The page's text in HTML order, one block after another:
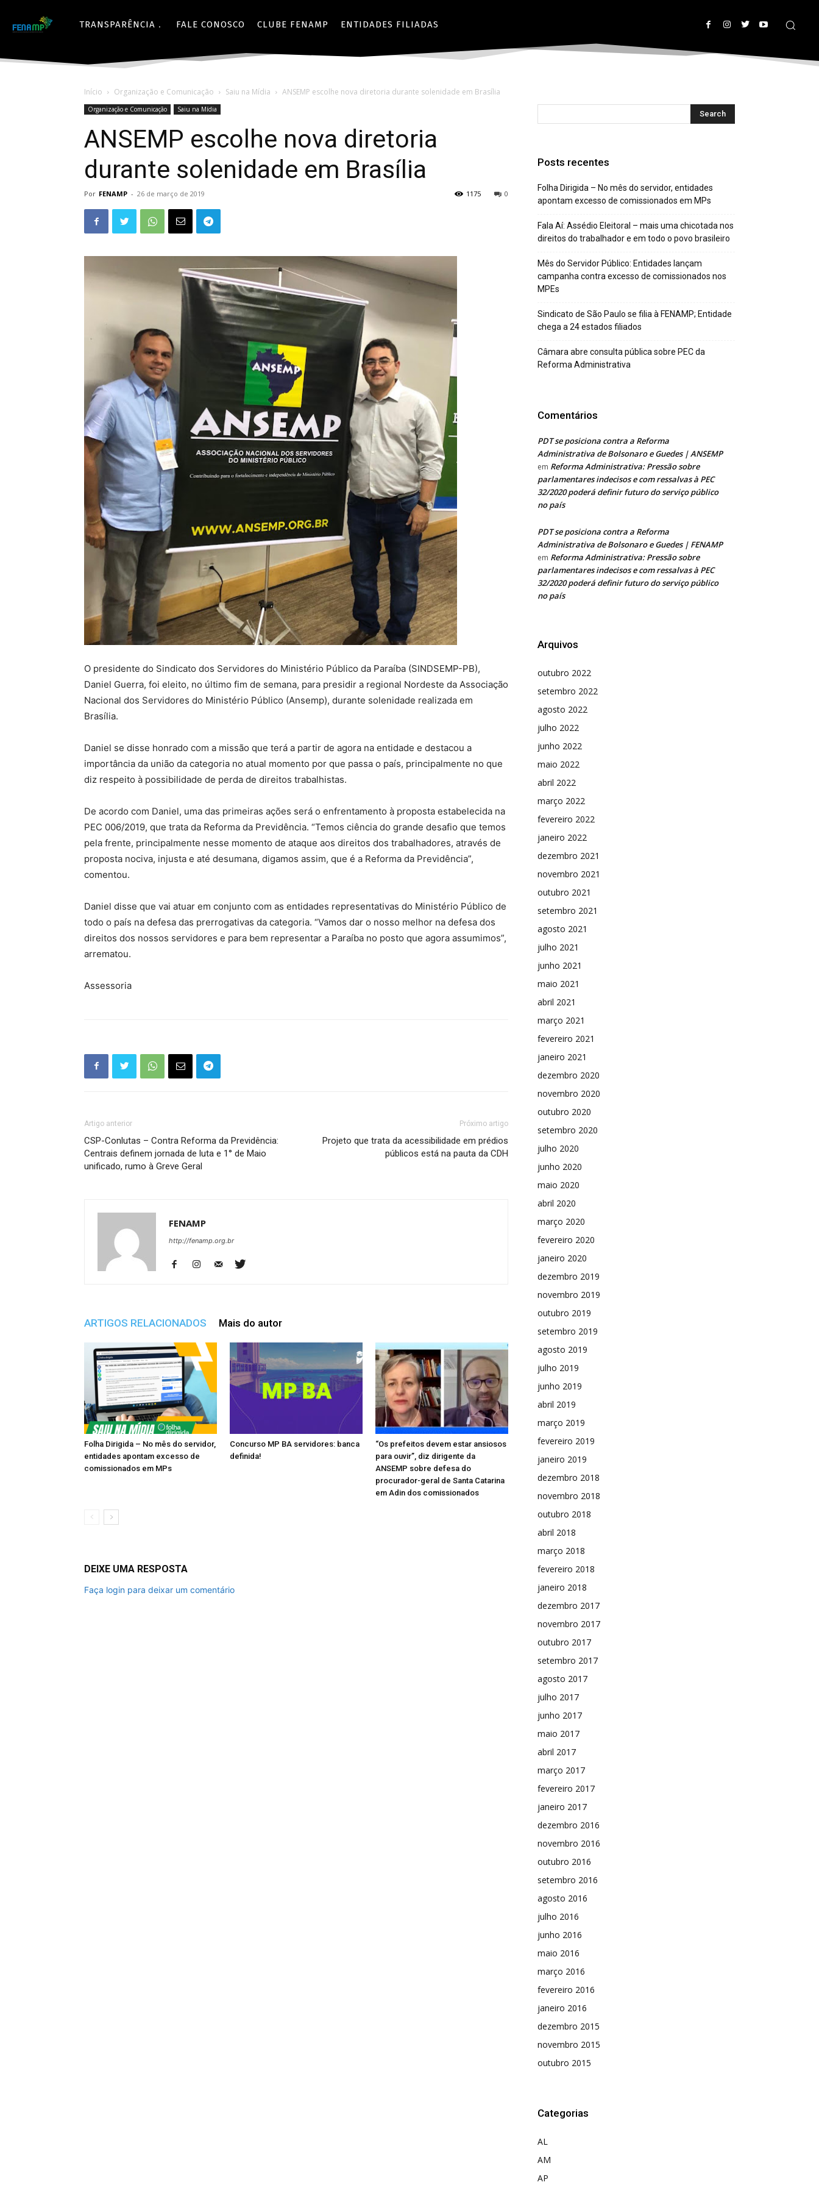
TRANSPARÊNCIA FALE CONOSCO CLUBE FENAMP ENTIDADES FILIADAS
Início Organização e Comunicação Saiu na Mídia ANSEMP escolhe nova diretoria durante solenidade em Brasília
Organização e Comunicação Saiu na Mídia
ANSEMP escolhe nova diretoria
durante solenidade em Brasília
Por FENAMP - 26 de março de 2019 0
1175
O presidente do Sindicato dos Servidores do Ministério Público da Paraíba (SINDSEMP-PB),
Daniel Guerra, foi eleito, no último fim de semana, para presidir a regional Nordeste da Associação
Nacional dos Servidores do Ministério Público (Ansemp), durante solenidade realizada em
Brasília.
Daniel se disse honrado com a missão que terá a partir de agora na entidade e destacou a
importância da união da categoria no atual momento por que passa o país, principalmente no que
diz respeito à possibilidade de perda de direitos trabalhistas.
De acordo com Daniel, uma das primeiras ações será o enfrentamento à proposta estabelecida na
PEC 006/2019, que trata da Reforma da Previdência. “Temos ciência do grande desafio que temos
pela frente, principalmente nesse momento de ataque aos direitos dos trabalhadores, através de
proposta nociva, injusta e até desumana, digamos assim, que é a Reforma da Previdência”,
comentou.
Daniel disse que vai atuar em conjunto com as entidades representativas do Ministério Público de
todo o país na defesa das prerrogativas da categoria. “Vamos dar o nosso melhor na defesa dos
direitos dos nossos servidores e para bem representar a Paraíba no posto que agora assumimos”,
arrematou.
Assessoria
Artigo anterior
CSP-Conlutas – Contra Reforma da Previdência:
Centrais definem jornada de luta e 1° de Maio
unificado, rumo à Greve Geral
Próximo artigo
Projeto que trata da acessibilidade em prédios
públicos está na pauta da CDH
FENAMP
http://fenamp.org.br
ARTIGOS RELACIONADOS Mais do autor
Folha Dirigida – No mês do servidor,
entidades apontam excesso de
comissionados em MPs
Concurso MP BA servidores: banca
definida!
“Os prefeitos devem estar ansiosos
para ouvir”, diz dirigente da
ANSEMP sobre defesa do
procurador-geral de Santa Catarina
em Adin dos comissionados
DEIXE UMA RESPOSTA
Faça login para deixar um comentário
Posts recentes
Folha Dirigida – No mês do servidor, entidades
apontam excesso de comissionados em MPs
Fala Aí: Assédio Eleitoral – mais uma chicotada nos
direitos do trabalhador e em todo o povo brasileiro
Mês do Servidor Público: Entidades lançam
campanha contra excesso de comissionados nos
MPEs
Sindicato de São Paulo se filia à FENAMP; Entidade
chega a 24 estados filiados
Câmara abre consulta pública sobre PEC da
Reforma Administrativa
Comentários
PDT se posiciona contra a Reforma
Administrativa de Bolsonaro e Guedes | ANSEMP
em Reforma Administrativa: Pressão sobre
parlamentares indecisos e com ressalvas à PEC
32/2020 poderá definir futuro do serviço público
no país
PDT se posiciona contra a Reforma
Administrativa de Bolsonaro e Guedes | FENAMP
em Reforma Administrativa: Pressão sobre
parlamentares indecisos e com ressalvas à PEC
32/2020 poderá definir futuro do serviço público
no país
Arquivos
outubro 2022
setembro 2022
agosto 2022
julho 2022
junho 2022
maio 2022
abril 2022
março 2022
fevereiro 2022
janeiro 2022
dezembro 2021
novembro 2021
outubro 2021
setembro 2021
agosto 2021
julho 2021
junho 2021
maio 2021
abril 2021
março 2021
fevereiro 2021
janeiro 2021
dezembro 2020
novembro 2020
outubro 2020
setembro 2020
julho 2020
junho 2020
maio 2020
abril 2020
março 2020
fevereiro 2020
janeiro 2020
dezembro 2019
novembro 2019
outubro 2019
setembro 2019
agosto 2019
julho 2019
junho 2019
abril 2019
março 2019
fevereiro 2019
janeiro 2019
dezembro 2018
novembro 2018
outubro 2018
abril 2018
março 2018
fevereiro 2018
janeiro 2018
dezembro 2017
novembro 2017
outubro 2017
setembro 2017
agosto 2017
julho 2017
junho 2017
maio 2017
abril 2017
março 2017
fevereiro 2017
janeiro 2017
dezembro 2016
novembro 2016
outubro 2016
setembro 2016
agosto 2016
julho 2016
junho 2016
maio 2016
março 2016
fevereiro 2016
janeiro 2016
dezembro 2015
novembro 2015
outubro 2015
Categorias
AL
AM
AP